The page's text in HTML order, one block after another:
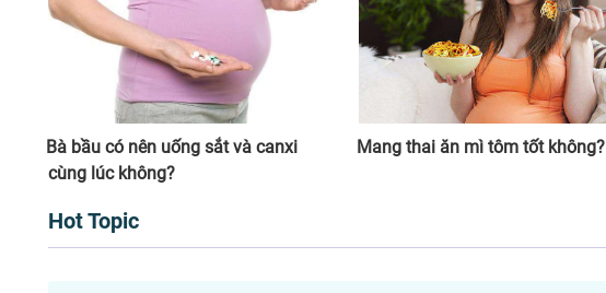
Bà bầu có nên uống sắt và canxi
cùng lúc không?
Mang thai ăn mì tôm tốt không?
Hot Topic